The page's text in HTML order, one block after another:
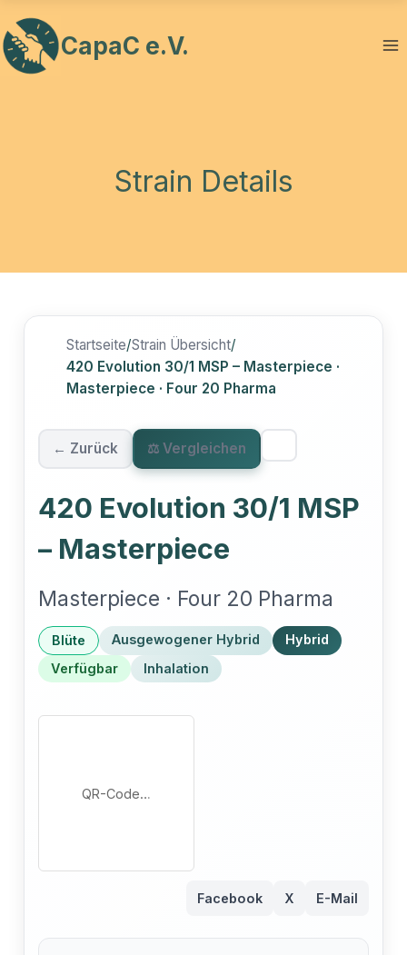
Inhalt
springen
CapaC e.V.
Strain Details
Startseite/Strain Übersicht/
420 Evolution 30/1 MSP – Masterpiece ·
Masterpiece · Four 20 Pharma
← Zurück ⚖ Vergleichen
420 Evolution 30/1 MSP
– Masterpiece
Masterpiece · Four 20 Pharma
Blüte Ausgewogener Hybrid
Hybrid
Verfügbar
Inhalation
QR-Code…
Facebook X E-Mail